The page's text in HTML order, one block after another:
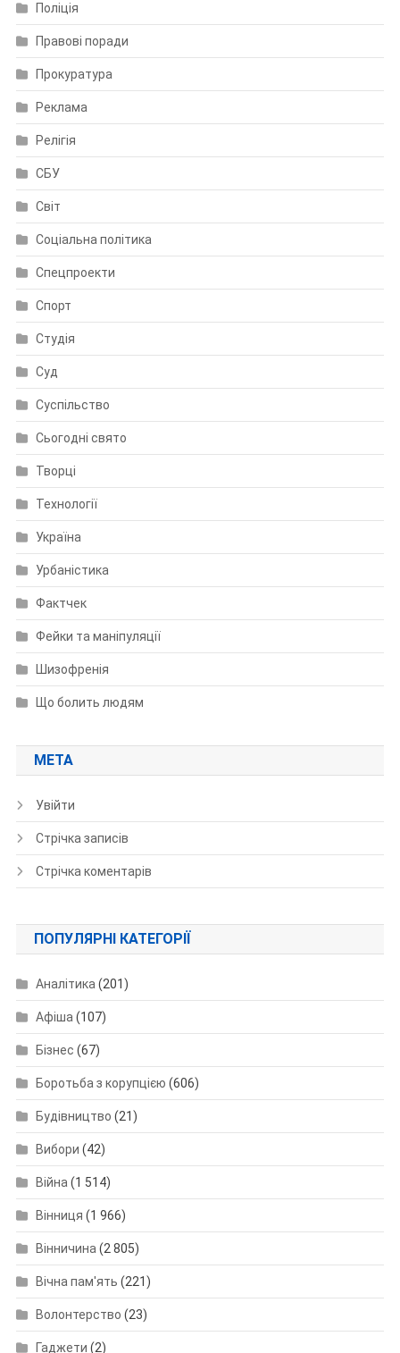
Поліція
Правові поради
Прокуратура
Реклама
Релігія
СБУ
Світ
Соціальна політика
Спецпроекти
Спорт
Студія
Суд
Суспільство
Сьогодні свято
Творці
Технології
Україна
Урбаністика
Фактчек
Фейки та маніпуляції
Шизофренія
Що болить людям
МЕТА
Увійти
Стрічка записів
Стрічка коментарів
ПОПУЛЯРНІ КАТЕГОРІЇ
Аналітика (201)
Афіша (107)
Бізнес (67)
Боротьба з корупцією (606)
Будівництво (21)
Вибори (42)
Війна (1 514)
Вінниця (1 966)
Вінничина (2 805)
Вічна пам'ять (221)
Волонтерство (23)
Гаджети (2)